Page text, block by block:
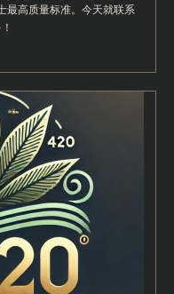
最高质量标准。今天就联系